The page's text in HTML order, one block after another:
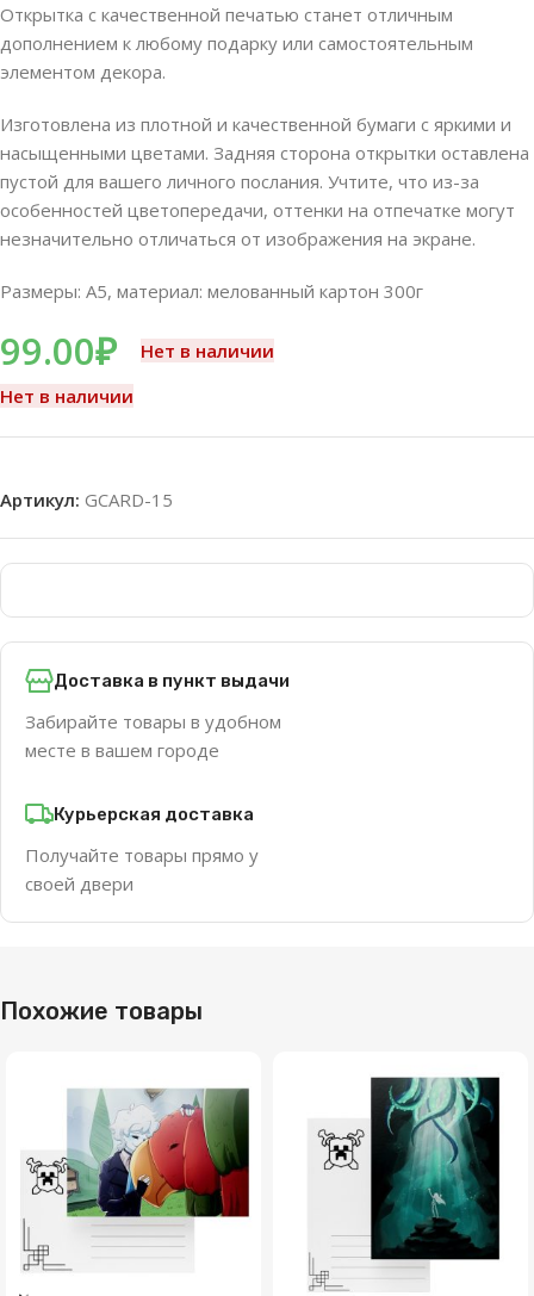
Открытка с качественной печатью станет отличным
дополнением к любому подарку или самостоятельным
элементом декора.
Изготовлена из плотной и качественной бумаги с яркими и
насыщенными цветами. Задняя сторона открытки оставлена
пустой для вашего личного послания. Учтите, что из-за
особенностей цветопередачи, оттенки на отпечатке могут
незначительно отличаться от изображения на экране.
Размеры: А5, материал: мелованный картон 300г
99.00₽
Нет в наличии
Нет в наличии
Артикул: GCARD-15
Доставка в пункт выдачи
Забирайте товары в удобном
месте в вашем городе
Курьерская доставка
Получайте товары прямо у
своей двери
Похожие товары